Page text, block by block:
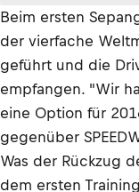
Beim ersten
der vierfache
geführt und die
empfangen. "Wir
eine Option für
gegenüber
Was der Rückzug
dem ersten